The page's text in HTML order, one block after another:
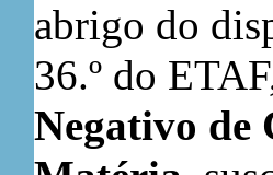
abrigo do
36.º do
Negativo de